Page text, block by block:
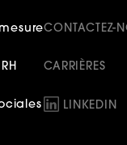
CONTACTEZ-
CARRIÈRES
LINKEDIN